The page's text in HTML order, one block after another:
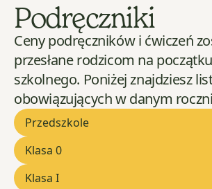
Podręczniki
Ceny podręczników i ćwiczeń
przesłane rodzicom na
szkolnego. Poniżej znajdziesz
obowiązujących w danym
Przedszkole
Klasa 0
Klasa I